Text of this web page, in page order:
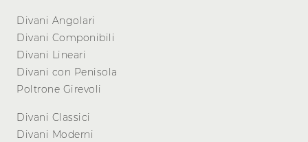
Divani Angolari
Divani Componibili
Divani Lineari
Divani con Penisola
Poltrone Girevoli
Divani Classici
Divani Moderni